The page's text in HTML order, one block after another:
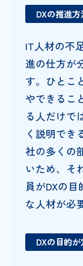
DXの推進
IT人材の不
進の仕方が
す。ひとこ
やできるこ
る人だけで
く説明でき
社の多くの
いため、そ
員がDXの
な人材が必
DXの目的